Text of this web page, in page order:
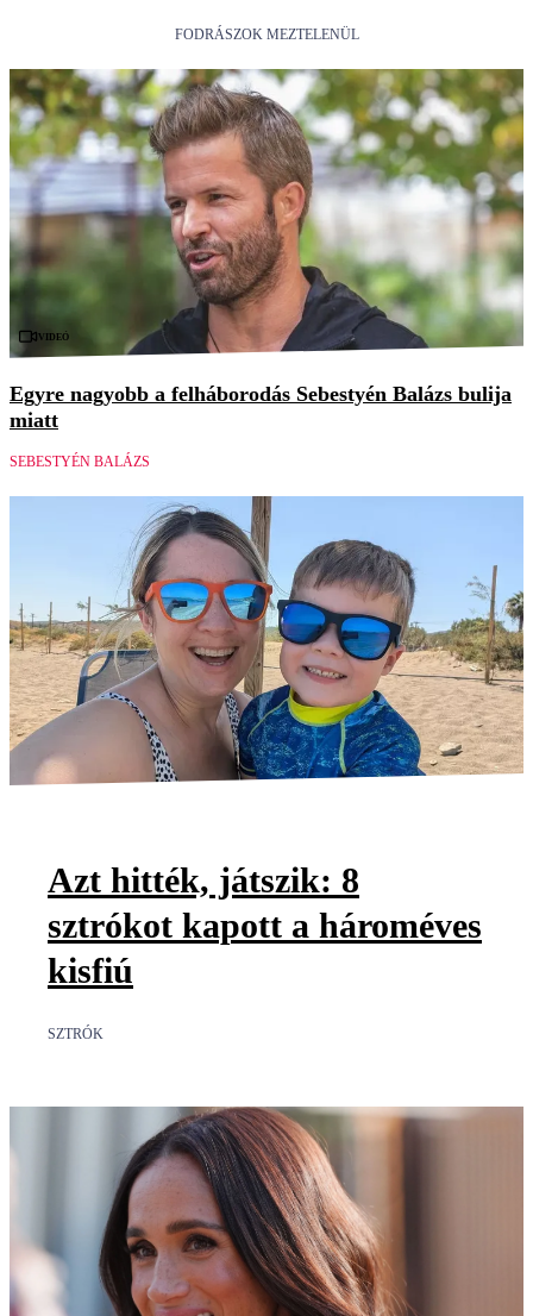
FODRÁSZOK MEZTELENÜL
Videó
Egyre nagyobb a felháborodás Sebestyén Balázs bulija
miatt
SEBESTYÉN BALÁZS
Azt hitték, játszik: 8
sztrókot kapott a hároméves
kisfiú
SZTRÓK